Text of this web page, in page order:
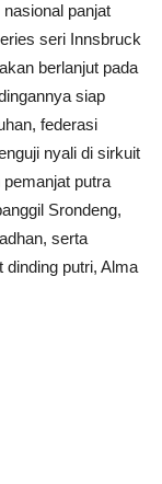
panjat
seri Innsbruck
berlanjut pada
siap
federasi
nyali di sirkuit
putra
Srondeng,
serta
dinding putri, Alma